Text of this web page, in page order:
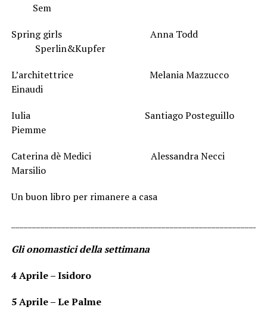
Sem
Spring girls Anna Todd
Sperlin&Kupfer
L’architettrice Melania Mazzucco
Einaudi
Iulia Santiago Posteguillo
Piemme
Caterina dè Medici Alessandra Necci
Marsilio
Un buon libro per rimanere a casa
Gli onomastici della settimana
4 Aprile – Isidoro
5 Aprile – Le Palme